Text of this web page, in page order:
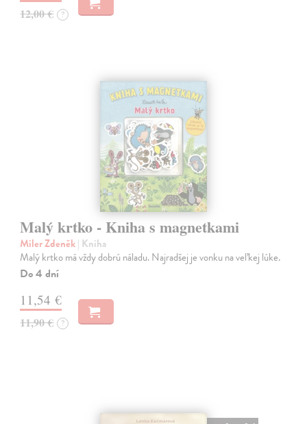
12,00 € ?
Malý krtko - Kniha s magnetkami
Miler Zdeněk| Kniha
Malý krtko má vždy dobrú náladu. Najradšej je vonku na veľkej lúke.
Do 4 dní
11,54 €
11,90 € ?